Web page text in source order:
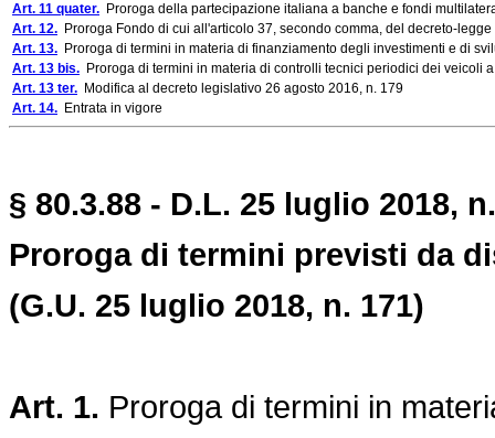
Art. 11 quater. Proroga della partecipazione italiana a banche e fondi
Art. 12. Proroga Fondo di cui all'articolo 37, secondo comma, del decreto-
Art. 13. Proroga di termini in materia di finanziamento degli investimenti e di
Art. 13 bis. Proroga di termini in materia di controlli tecnici periodici dei veicoli
Art. 13 ter. Modifica al decreto legislativo 26 agosto 2016, n. 179
Art. 14. Entrata in vigore
§ 80.3.88 - D.L. 25 luglio 2018,
Proroga di termini previsti da
(G.U. 25 luglio 2018, n. 171)
Art. 1. Proroga di termini in